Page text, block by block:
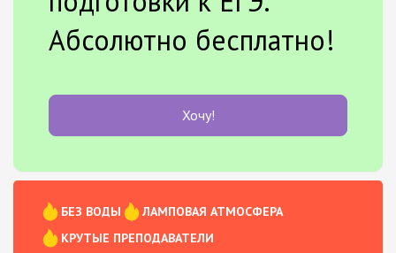
Абсолютно бесплатно!
Хочу!
БЕЗ ВОДЫ
ЛАМПОВАЯ АТМОСФЕРА
КРУТЫЕ ПРЕПОДАВАТЕЛИ